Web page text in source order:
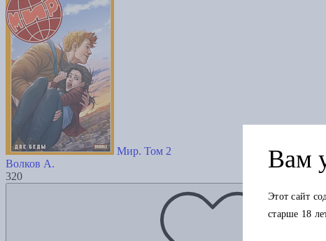
Мир. Том 2
Волков А.
320
Вам
Этот сайт
старше 18